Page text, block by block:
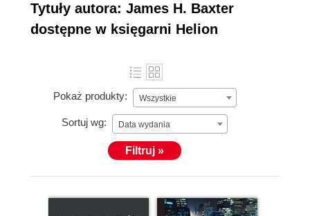
You can reach him at LinkedIn at James H. Baxter.
Tytuły autora: James H. Baxter
dostępne w księgarni Helion
Pokaż produkty: Wszystkie
Sortuj wg: Data wydania
Filtruj »